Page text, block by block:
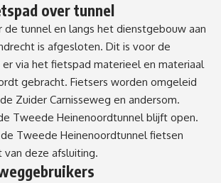
over tunnel
tunnel en langs het dienstgebouw aan
is afgesloten. Dit is voor de
via het fietspad materieel en materiaal
gebracht. Fietsers worden omgeleid
Zuider Carnisseweg en andersom.
Tweede Heinenoordtunnel blijft open.
Tweede Heinenoordtunnel fietsen
deze afsluiting.